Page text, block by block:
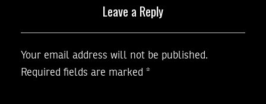
Leave a Reply
Your email address will not be published.
Required fields are marked *